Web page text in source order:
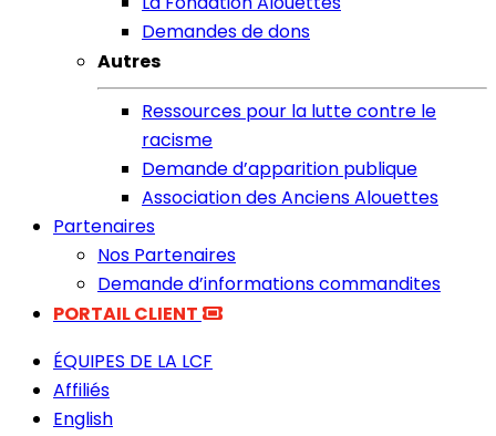
Demandes de dons
Autres
Ressources pour la lutte contre le
racisme
Demande d’apparition publique
Association des Anciens Alouettes
Partenaires
Nos Partenaires
Demande d’informations commandites
PORTAIL CLIENT
ÉQUIPES DE LA LCF
Affiliés
English